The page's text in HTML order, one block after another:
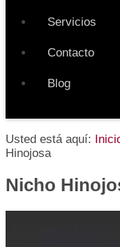
Servicios
Contacto
Blog
Usted está aquí:
Hinojosa
Nicho